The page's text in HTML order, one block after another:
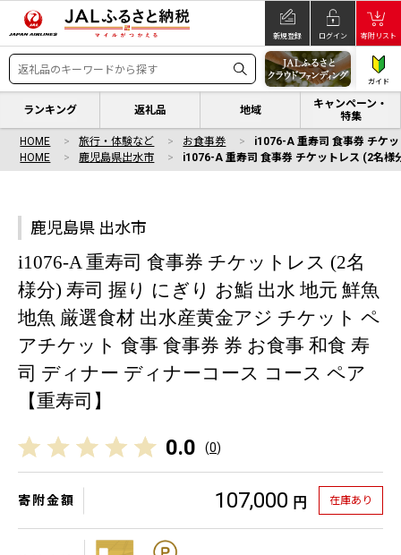
新規登録 ログイン 寄附リスト
ガイド
ランキング 返礼品 地域
キャンペーン・
特集
HOME 旅行・体験など お食事券
i1076-A 重寿司 食事券 チケ
HOME
鹿児島県出水市 i1076-A 重寿司 食事券 チケットレス (2名様
鹿児島県 出水市
i1076-A 重寿司 食事券 チケットレス (2名
様分) 寿司 握り にぎり お鮨 出水 地元 鮮魚
地魚 厳選食材 出水産黄金アジ チケット ペ
アチケット 食事 食事券 券 お食事 和食 寿
司 ディナー ディナーコース コース ペア
【重寿司】
0.0 (0)
寄附金額 107,000 円 在庫あり